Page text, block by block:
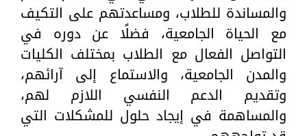
والمساندة للطلاب، ومساعدتهم على التكيف
مع الحياة الجامعية، فضلًا عن دوره في
التواصل الفعال مع الطلاب بمختلف الكليات
والمدن الجامعية، والاستماع إلى آرائهم،
وتقديم الدعم النفسي اللازم لهم،
والمساهمة في إيجاد حلول للمشكلات التي